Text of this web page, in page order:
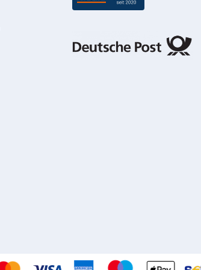
Auto - 7 Aufbewahrungsfächer -